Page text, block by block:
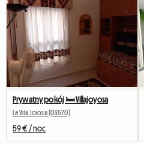
Prywatny pokój 🛏️ Villajoyosa
La Vila Joiosa (03570)
59 € / noc